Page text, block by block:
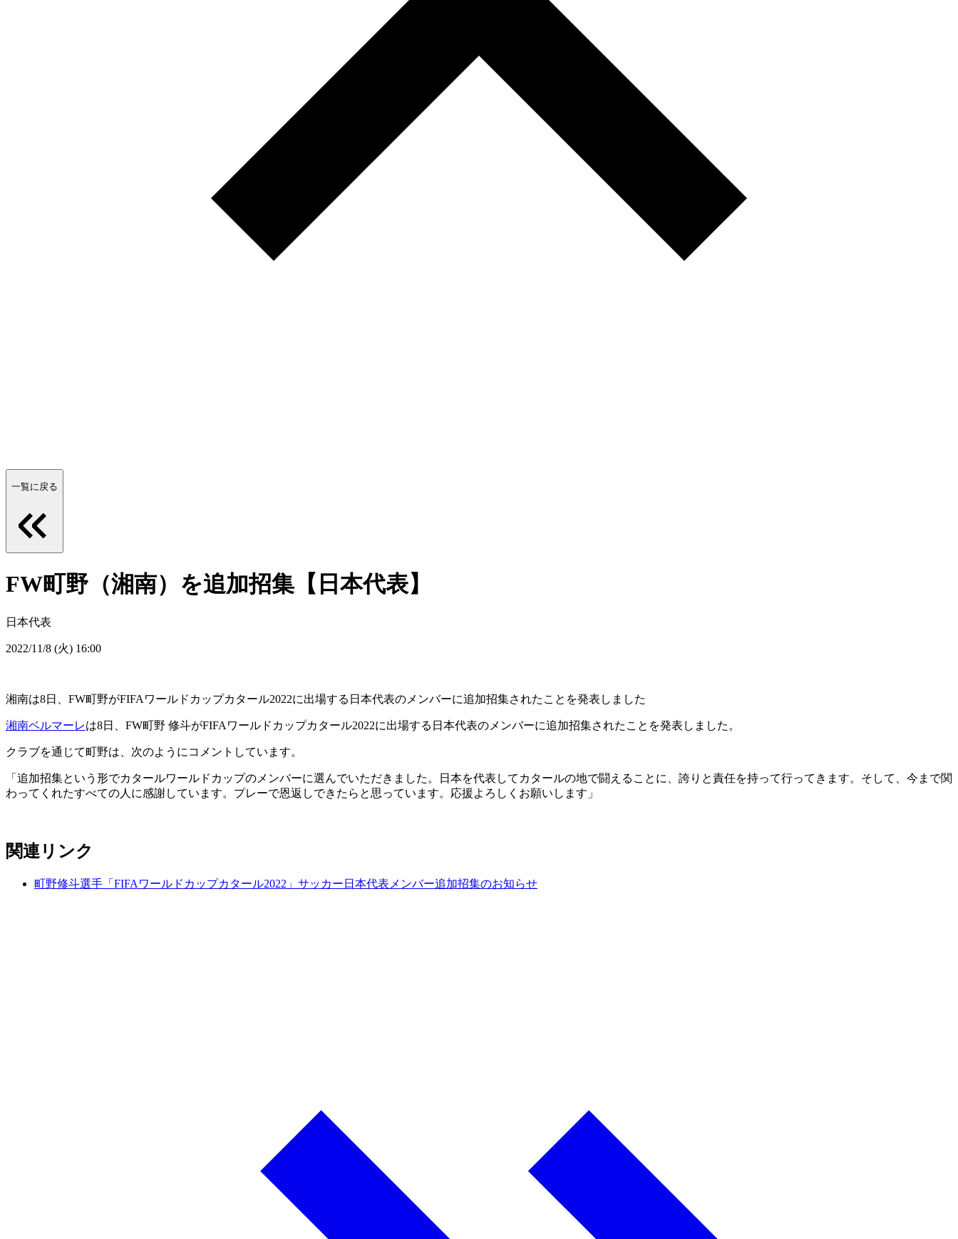
一覧に戻る
FW町野（湘南）を追加招集【日本代表】
日本代表
2022/11/8 (火) 16:00
湘南は8日、FW町野がFIFAワールドカップカタール2022に出場する日本代表のメンバーに追加招集されたことを発表しました
湘南ベルマーレは8日、FW町野 修斗がFIFAワールドカップカタール2022に出場する日本代表のメンバーに追加招集されたことを発表しました。
クラブを通じて町野は、次のようにコメントしています。
「追加招集という形でカタールワールドカップのメンバーに選んでいただきました。日本を代表してカタールの地で闘えることに、誇りと責任を持って行ってきます。そして、今まで関
わってくれたすべての人に感謝しています。プレーで恩返しできたらと思っています。応援よろしくお願いします」
関連リンク
町野修斗選手「FIFAワールドカップカタール2022」サッカー日本代表メンバー追加招集のお知らせ